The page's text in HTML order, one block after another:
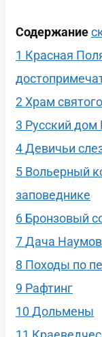
Содержание
1 Красная
2Храм
3 Русский
4Девичьи
5 Вольерный
заповеднике
6 Бронзовый
7Дача
8 Походы по
9 Рафтинг
10 Дольмены